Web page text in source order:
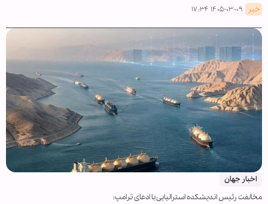
خبر ۱۴۰۵-۰۳-۰۹ ۱۷:۳۴
اخبار جهان
مخالفت رئیس اندیشکده استرالیایی با ادعای ترامپ: